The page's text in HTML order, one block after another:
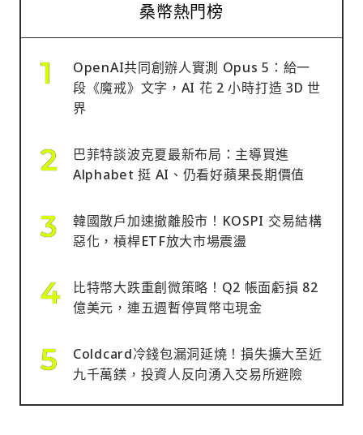
桑幣熱門榜
OpenAI共同創辦人實測 Opus 5：給一
段《魔戒》文字，AI 花 2 小時打造 3D 世
界
巴菲特談波克夏最新布局：主導買進
Alphabet 挺 AI、仍看好蘋果長期價值
韓國散戶加速撤離股市！KOSPI 交易結構
惡化，槓桿ETF放大市場震盪
比特幣大跌重創微策略！Q2 帳面虧損 82
億美元，連五週暫停買幣屯現金
Coldcard冷錢包漏洞延燒！損失擴大至近
九千萬鎂，投資人反向湧入交易所避險